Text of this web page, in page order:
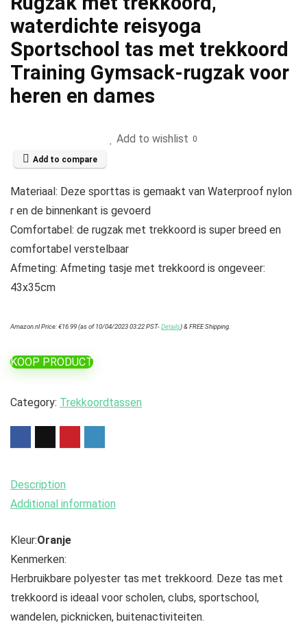
waterdichte reisyoga
Sportschool tas met trekkoord
Training Gymsack-rugzak voor
heren en dames
Add to wishlist 0
Add to compare
Materiaal: Deze sporttas is gemaakt van Waterproof nylon
r en de binnenkant is gevoerd
Comfortabel: de rugzak met trekkoord is super breed en
comfortabel verstelbaar
Afmeting: Afmeting tasje met trekkoord is ongeveer:
43x35cm
Amazon.nl Price:€16.99(as of 10/04/2023 03:22 PST-Details)&FREE Shipping
KOOP PRODUCT
Category: Trekkoordtassen
Description
Additional information
Kleur:Oranje
Kenmerken:
Herbruikbare polyester tas met trekkoord. Deze tas met
trekkoord is ideaal voor scholen, clubs, sportschool,
wandelen, picknicken, buitenactiviteiten.